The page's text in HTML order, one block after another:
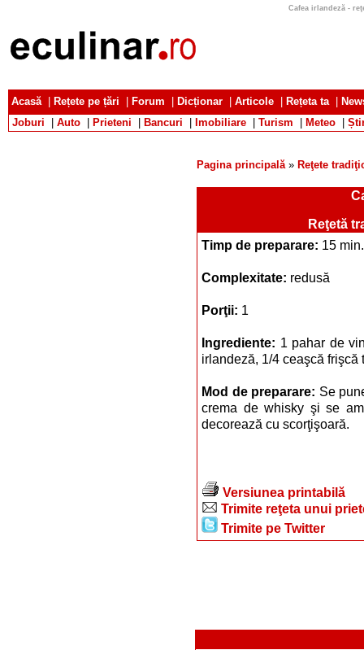
Cafea irlandeză -
Acasă| Rețete pe țări Forum Dicționar Articole Rețeta ta|
Joburi
Auto Prieteni Bancuri Imobiliare Turism Meteo
Pagina principală» Reţete
Reţetă
Timp de preparare: 15 min.
Complexitate: redusă
Porţii: 1
Ingrediente: 1 pahar de
irlandeză, 1/4 ceaşcă frişcă
Mod de preparare: Se
crema de whisky şi se
decorează cu scorţişoară.
Versiunea printabilă
Trimite reţeta unui
Trimite pe Twitter